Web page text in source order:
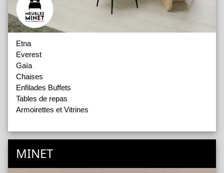
Etna
Everest
Gaïa
Chaises
Enfilades Buffets
Tables de repas
Armoirettes et Vitrines
MINET